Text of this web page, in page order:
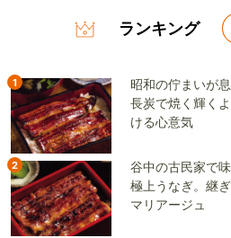
ランキング
1
昭和の佇まいが
長炭で焼く輝く
ける心意気
2
谷中の古民家で
極上うなぎ。継
マリアージュ